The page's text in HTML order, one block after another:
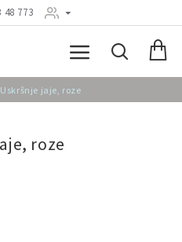
48 773
jaje, roze
roze